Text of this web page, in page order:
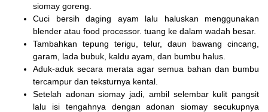
siomay goreng.
Cuci bersih daging ayam lalu haluskan menggunakan
blender atau food processor. tuang ke dalam wadah besar.
Tambahkan tepung terigu, telur, daun bawang cincang,
garam, lada bubuk, kaldu ayam, dan bumbu halus.
Aduk-aduk secara merata agar semua bahan dan bumbu
tercampur dan teksturnya kental.
Setelah adonan siomay jadi, ambil selembar kulit pangsit
lalu isi tengahnya dengan adonan siomay secukupnya